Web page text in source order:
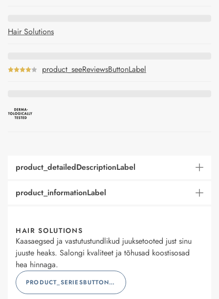
Hair Solutions
product_seeReviewsButtonLabel
product_detailedDescriptionLabel
product_informationLabel
HAIR SOLUTIONS
Kaasaegsed ja vastutustundlikud juuksetooted just sinu
juuste heaks. Salongi kvaliteet ja tõhusad koostisosad
hea hinnaga.
PRODUCT_SERIESBUTTONLABEL